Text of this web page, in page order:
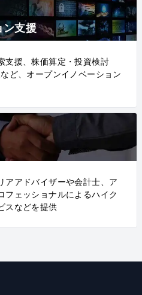
ン支援
支援、株価算定・投資検討
ど、オープンイノベーション
アアドバイザーや会計士、ア
フェッショナルによるハイク
スなどを提供